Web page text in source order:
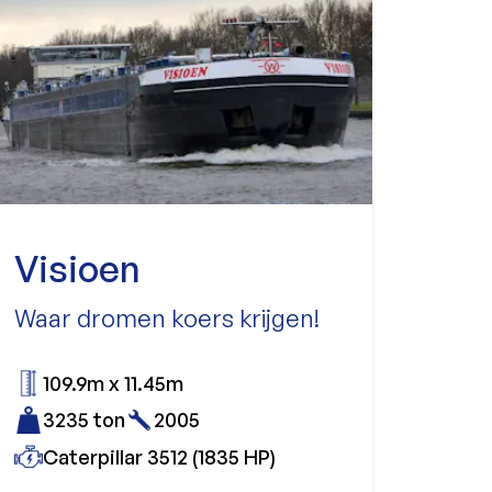
Visioen
Waar dromen koers krijgen!
109.9m x 11.45m
3235 ton
2005
Caterpillar 3512 (1835 HP)